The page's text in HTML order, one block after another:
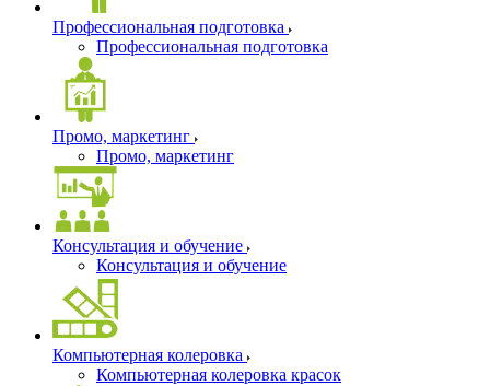
Профессиональная подготовка
Профессиональная подготовка
Промо, маркетинг
Промо, маркетинг
Консультация и обучение
Консультация и обучение
Компьютерная колеровка
Компьютерная колеровка красок